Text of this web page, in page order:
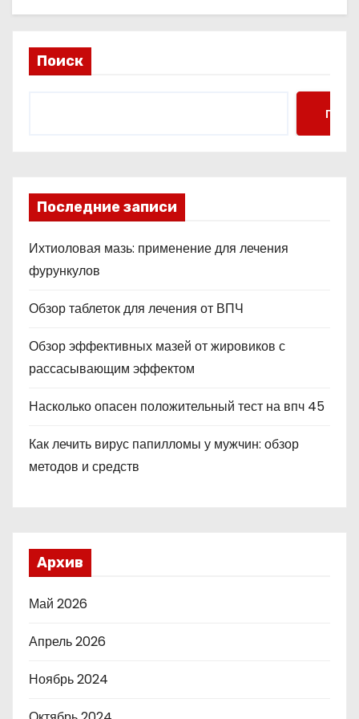
Поиск
Поиск
Последние записи
Ихтиоловая мазь: применение для лечения
фурункулов
Обзор таблеток для лечения от ВПЧ
Обзор эффективных мазей от жировиков с
рассасывающим эффектом
Насколько опасен положительный тест на впч 45
Как лечить вирус папилломы у мужчин: обзор
методов и средств
Архив
Май 2026
Апрель 2026
Ноябрь 2024